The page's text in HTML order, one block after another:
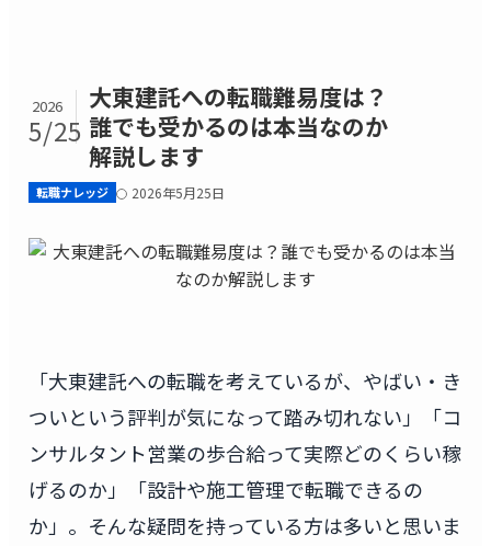
2026
5/25
大東建託への転職難易度は？
誰でも受かるのは本当なのか
解説します
転職ナレッジ 2026年5月25日
「大東建託への転職を考えているが、やばい・き
ついという評判が気になって踏み切れない」「コ
ンサルタント営業の歩合給って実際どのくらい稼
げるのか」「設計や施工管理で転職できるの
か」。そんな疑問を持っている方は多いと思いま